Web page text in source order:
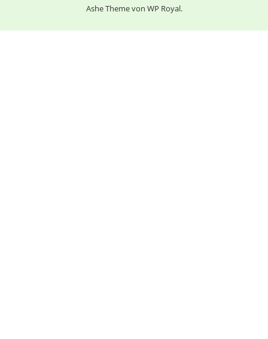
Ashe Theme von WP Royal.